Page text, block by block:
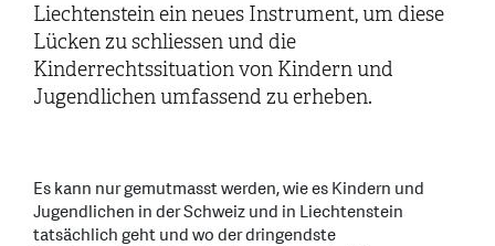
Liechtenstein ein neues Instrument, um diese
Lücken zu schliessen und die
Kinderrechtssituation von Kindern und
Jugendlichen umfassend zu erheben.
Es kann nur gemutmasst werden, wie es Kindern und
Jugendlichen in der Schweiz und in Liechtenstein
tatsächlich geht und wo der dringendste